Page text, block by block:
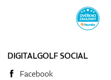
DIGITALGOLF SOCIAL
Facebook